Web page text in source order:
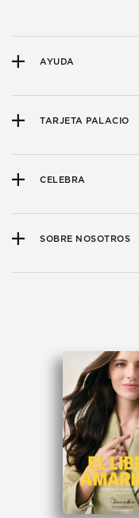
AYUDA
TARJETA PALACIO
CELEBRA
SOBRE NOSOTROS